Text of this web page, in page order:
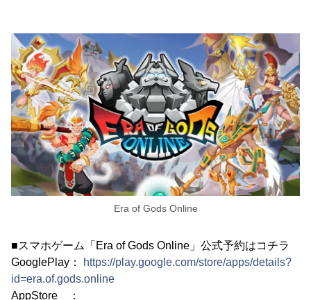
Era of Gods Online
■スマホゲーム「Era of Gods Online」公式予約はコチラ
GooglePlay：
https://play.google.com/store/apps/details?
id=era.of.gods.online
AppStore ：